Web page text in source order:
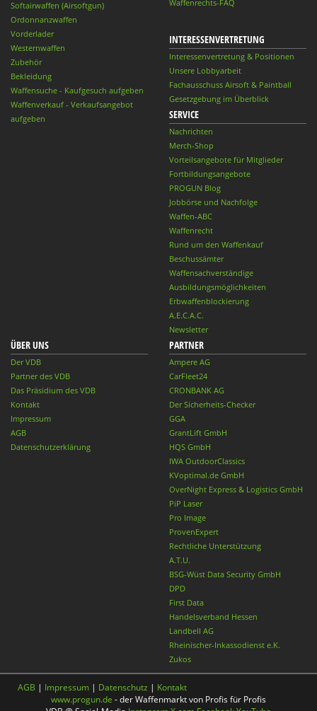
Softairwaffen (Airsoftgun)
Ordonnanzwaffen
Vorderlader
Westernwaffen
Zubehör
Bekleidung
Waffensuche - Kaufgesuch aufgeben
Waffenverkauf - Verkaufsangebot
aufgeben
Waffenrechts-FAQ
INTERESSENVERTRETUNG
Interessenvertretung & Positionen
Unsere Lobbyarbeit
Fachausschuss Airsoft & Paintball
Gesetzgebung im Überblick
SERVICE
Nachrichten
Merch-Shop
Vorteilsangebote für Mitglieder
Fortbildungsangebote
PROGUN Blog
Jobbörse und Nachfolge
Waffen-ABC
Waffenrecht
Rund um den Waffenkauf
Beschussämter
Waffensachverständige
Ausbildungsmöglichkeiten
Erbwaffenblockierung
A.E.C.A.C.
Newsletter
ÜBER UNS
Der VDB
Partner des VDB
Das Präsidium des VDB
Kontakt
Impressum
AGB
Datenschutzerklärung
PARTNER
Ampere AG
CarFleet24
CRONBANK AG
Der Sicherheits-Checker
GGA
GrantLift GmbH
HQS GmbH
IWA OutdoorClassics
KVoptimal.de GmbH
OverNight Express & Logistics GmbH
PiP Laser
Pro Image
ProvenExpert
Rechtliche Unterstützung
A.T.U.
BSG-Wüst Data Security GmbH
DPD
First Data
Handelsverband Hessen
Landbell AG
Rheinischer-Inkassodienst e.K.
Zukos
AGB | Impressum | Datenschutz | Kontakt
www.progun.de - der Waffenmarkt von Profis für Profis